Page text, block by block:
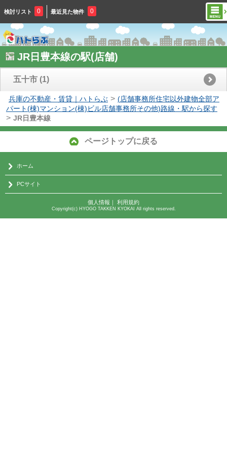
検討リスト 0 最近見た物件 0
JR日豊本線の駅(店舗)
五十市 (1)
兵庫の不動産・賃貸｜ハトらぶ > (店舗事務所住宅以外建物全部ア
パート(棟)マンション(棟)ビル店舗事務所その他)路線・駅から探す
> JR日豊本線
ページトップに戻る
ホーム
PCサイト
個人情報 ｜ 利用規約
Copyright(c) HYOGO TAKKEN KYOKAI All rights reserved.